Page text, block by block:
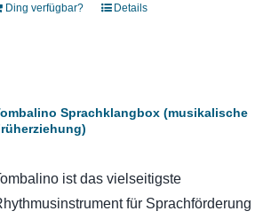
Ding verfügbar? Details
Sprachklangbox (musikalische
ist das vielseitigste
für Sprachförderung